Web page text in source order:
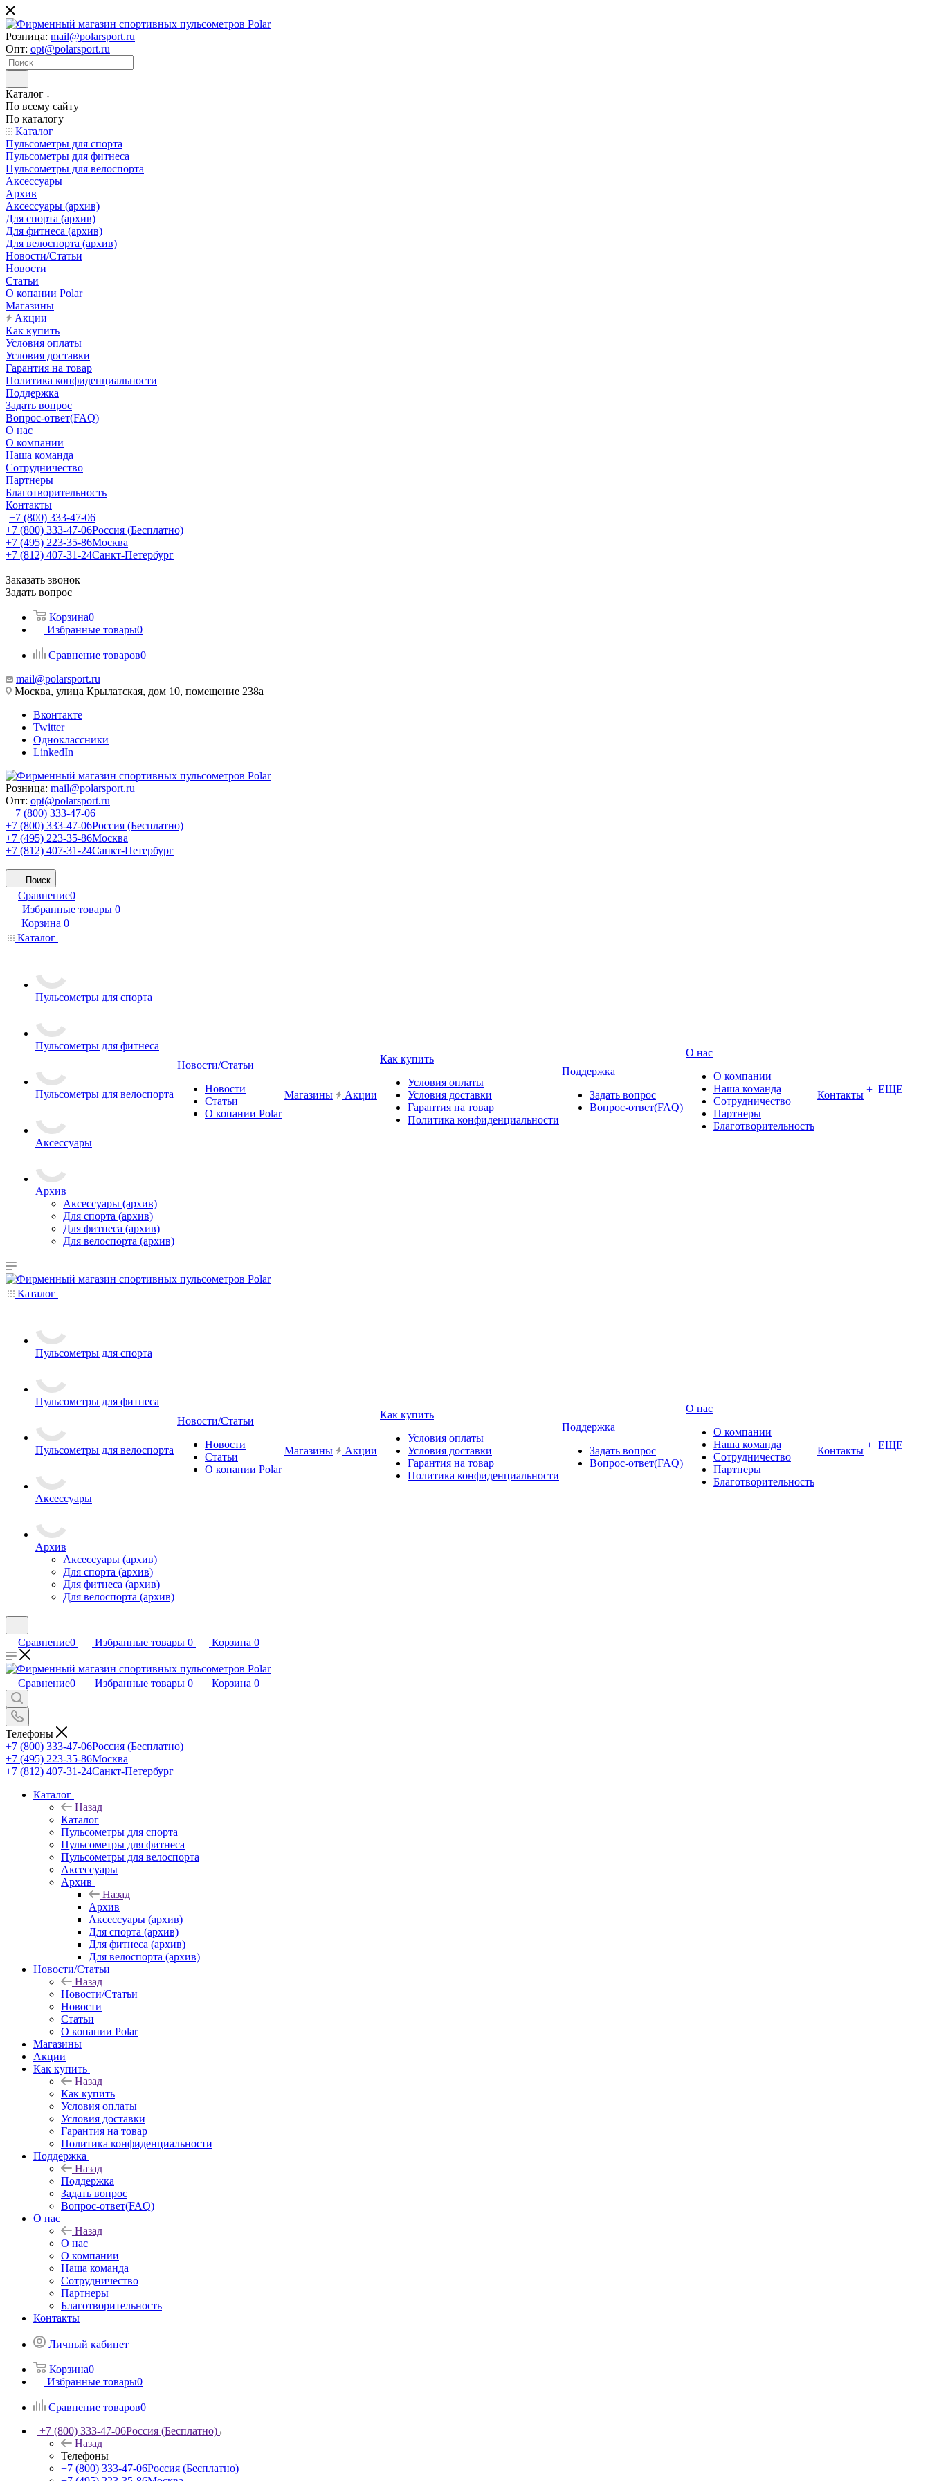
Розница: mail@polarsport.ru
Опт: opt@polarsport.ru
Каталог
По всему сайту
По каталогу
Каталог
Пульсометры для спорта
Пульсометры для фитнеса
Пульсометры для велоспорта
Аксессуары
Архив
Аксессуары (архив)
Для спорта (архив)
Для фитнеса (архив)
Для велоспорта (архив)
Новости/Статьи
Новости
Статьи
О копании Polar
Магазины
Акции
Как купить
Условия оплаты
Условия доставки
Гарантия на товар
Политика конфиденциальности
Поддержка
Задать вопрос
Вопрос-ответ(FAQ)
О нас
О компании
Наша команда
Сотрудничество
Партнеры
Благотворительность
Контакты
+7 (800) 333-47-06
+7 (800) 333-47-06Россия (Бесплатно)
+7 (495) 223-35-86Москва
+7 (812) 407-31-24Санкт-Петербург
Заказать звонок
Задать вопрос
Корзина0
Избранные товары0
Сравнение товаров0
mail@polarsport.ru
Москва, улица Крылатская, дом 10, помещение 238а
Вконтакте
Twitter
Одноклассники
LinkedIn
Розница: mail@polarsport.ru
Опт: opt@polarsport.ru
+7 (800) 333-47-06
+7 (800) 333-47-06Россия (Бесплатно)
+7 (495) 223-35-86Москва
+7 (812) 407-31-24Санкт-Петербург
Поиск
Сравнение0
Избранные товары 0
Корзина 0
Каталог
Пульсометры для спорта
Пульсометры для фитнеса
Пульсометры для велоспорта
Аксессуары
Архив
Аксессуары (архив)
Для спорта (архив)
Для фитнеса (архив)
Для велоспорта (архив)
Новости/Статьи
Новости
Статьи
О копании Polar
Магазины Акции
Как купить
Условия оплаты
Условия доставки
Гарантия на товар
Политика конфиденциальности
Поддержка
Задать вопрос
Вопрос-ответ(FAQ)
О нас
О компании
Наша команда
Сотрудничество
Партнеры
Благотворительность
Контакты + ЕЩЕ
Каталог
Пульсометры для спорта
Пульсометры для фитнеса
Пульсометры для велоспорта
Аксессуары
Архив
Аксессуары (архив)
Для спорта (архив)
Для фитнеса (архив)
Для велоспорта (архив)
Новости/Статьи
Новости
Статьи
О копании Polar
Магазины Акции
Как купить
Условия оплаты
Условия доставки
Гарантия на товар
Политика конфиденциальности
Поддержка
Задать вопрос
Вопрос-ответ(FAQ)
О нас
О компании
Наша команда
Сотрудничество
Партнеры
Благотворительность
Контакты + ЕЩЕ
Сравнение0 Избранные товары 0 Корзина 0
Сравнение0 Избранные товары 0 Корзина 0
Телефоны
+7 (800) 333-47-06Россия (Бесплатно)
+7 (495) 223-35-86Москва
+7 (812) 407-31-24Санкт-Петербург
Каталог
Назад
Каталог
Пульсометры для спорта
Пульсометры для фитнеса
Пульсометры для велоспорта
Аксессуары
Архив
Назад
Архив
Аксессуары (архив)
Для спорта (архив)
Для фитнеса (архив)
Для велоспорта (архив)
Новости/Статьи
Назад
Новости/Статьи
Новости
Статьи
О копании Polar
Магазины
Акции
Как купить
Назад
Как купить
Условия оплаты
Условия доставки
Гарантия на товар
Политика конфиденциальности
Поддержка
Назад
Поддержка
Задать вопрос
Вопрос-ответ(FAQ)
О нас
Назад
О нас
О компании
Наша команда
Сотрудничество
Партнеры
Благотворительность
Контакты
Личный кабинет
Корзина0
Избранные товары0
Сравнение товаров0
+7 (800) 333-47-06Россия (Бесплатно)
Назад
Телефоны
+7 (800) 333-47-06Россия (Бесплатно)